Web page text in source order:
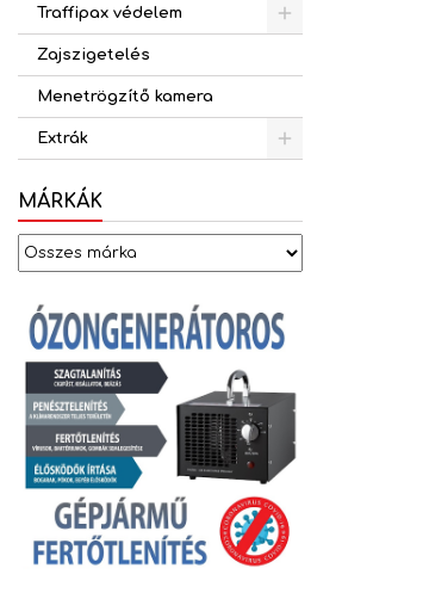
Traffipax védelem
Zajszigetelés
Menetrögzítő kamera
Extrák
MÁRKÁK